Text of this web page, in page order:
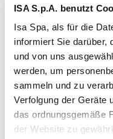
ISA S.p.A. benutzt
Isa Spa, als für die
informiert Sie darüber,
und von uns
werden, um
sammeln und zu
Verfolgung der Geräte
das ordnungsgemäße
der Website zu